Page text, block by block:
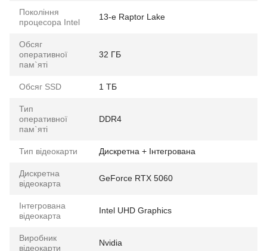
Покоління
процесора Intel
13-е Raptor Lake
Обсяг
оперативної
пам`яті
32 ГБ
Обсяг SSD 1 ТБ
Тип
оперативної
пам`яті
DDR4
Тип відеокарти Дискретна + Інтегрована
Дискретна
відеокарта
GeForce RTX 5060
Інтегрована
відеокарта
Intel UHD Graphics
Виробник
відеокарти
Nvidia